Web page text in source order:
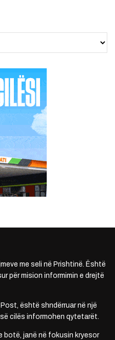
me seli në Prishtinë. Është
për mision informimin e drejtë
është shndërruar në një
cilës informohen qytetarët.
botë, janë në fokusin kryesor